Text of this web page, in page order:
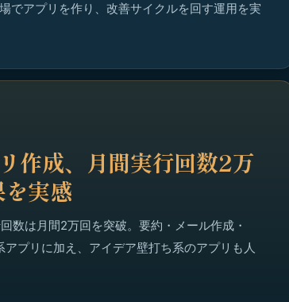
でアプリを作り、改善サイクルを回す運用を実
作成、月間実行回数2万
実感
数は月間2万回を突破。要約・メール作成・
プリに加え、アイデア壁打ち系のアプリも人